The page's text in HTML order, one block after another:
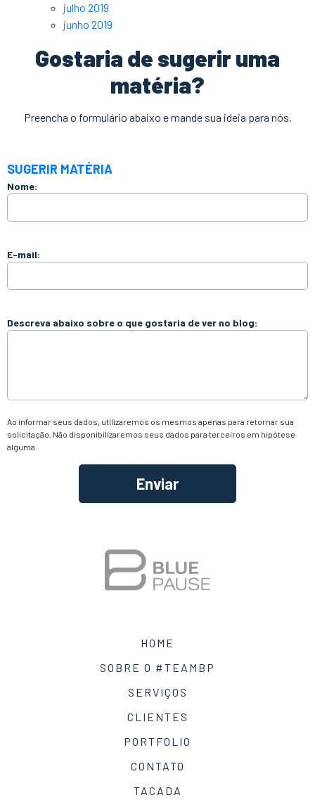
julho 2019
junho 2019
Gostaria de sugerir uma
matéria?
Preencha o formulário abaixo e mande sua ideia para nós.
SUGERIR MATÉRIA
Nome:
E-mail:
Descreva abaixo sobre o que gostaria de ver no blog:
Ao informar seus dados, utilizaremos os mesmos apenas para retornar sua
solicitação. Não disponibilizaremos seus dados para terceiros em hipótese
alguma.
HOME
SOBRE O #TEAMBP
SERVIÇOS
CLIENTES
PORTFOLIO
CONTATO
TACADA